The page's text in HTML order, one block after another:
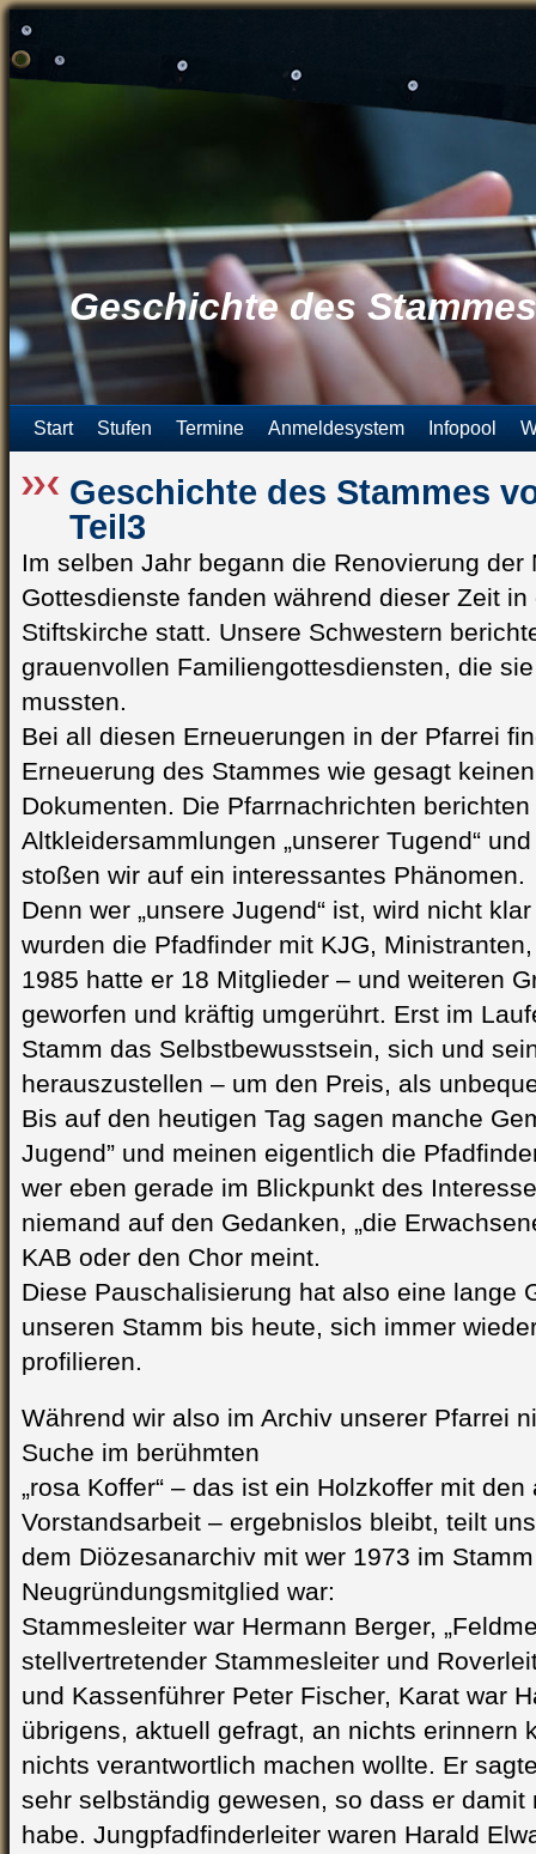
Geschichte des
Start Stufen Termine Anmeldesystem Infopool
Geschichte des Stammes
Teil3
Im selben Jahr begann die Renovierung der
Gottesdienste fanden während dieser Zeit
Stiftskirche statt. Unsere Schwestern
grauenvollen Familiengottesdiensten, die
mussten.
Bei all diesen Erneuerungen in der Pfarrei
Erneuerung des Stammes wie gesagt
Dokumenten. Die Pfarrnachrichten
Altkleidersammlungen „unserer Tugend“
stoßen wir auf ein interessantes Phänomen.
Denn wer „unsere Jugend“ ist, wird nicht
wurden die Pfadfinder mit KJG,
1985 hatte er 18 Mitglieder – und weiteren
geworfen und kräftig umgerührt. Erst im
Stamm das Selbstbewusstsein, sich und
herauszustellen – um den Preis, als
Bis auf den heutigen Tag sagen manche
Jugend” und meinen eigentlich die
wer eben gerade im Blickpunkt des
niemand auf den Gedanken, „die
KAB oder den Chor meint.
Diese Pauschalisierung hat also eine lange
unseren Stamm bis heute, sich immer
profilieren.
Während wir also im Archiv unserer Pfarrei
Suche im berühmten
„rosa Koffer“ – das ist ein Holzkoffer mit
Vorstandsarbeit – ergebnislos bleibt, teilt
dem Diözesanarchiv mit wer 1973 im
Neugründungsmitglied war:
Stammesleiter war Hermann Berger,
stellvertretender Stammesleiter und
und Kassenführer Peter Fischer, Karat war
übrigens, aktuell gefragt, an nichts erinnern
nichts verantwortlich machen wollte. Er
sehr selbständig gewesen, so dass er damit
habe. Jungpfadfinderleiter waren Harald